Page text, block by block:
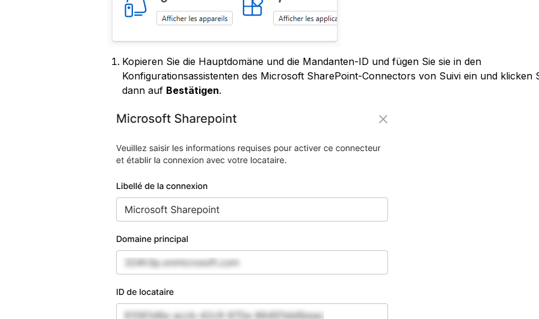
Kopieren Sie die Hauptdomäne und die Mandanten-ID und fügen Sie sie in den
Konfigurationsassistenten des Microsoft SharePoint-Connectors von Suivi ein und klicken
dann auf Bestätigen.